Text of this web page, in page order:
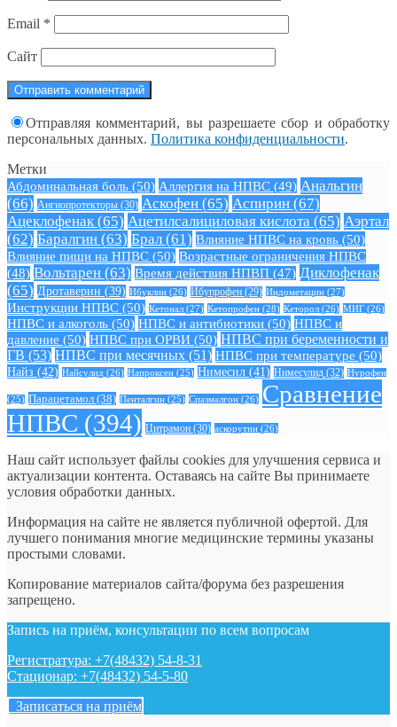
Email *
Сайт
Отправляя комментарий, вы разрешаете сбор и обработку
персональных данных. Политика конфиденциальности.
Метки
Абдоминальная боль (50) Аллергия на НПВС (49) Анальгин
(66) Ангиопротекторы (30) Аскофен (65) Аспирин (67)
Ацеклофенак (65) Ацетилсалициловая кислота (65) Аэртал
(62) Баралгин (63) Брал (61) Влияние НПВС на кровь (50)
Влияние пищи на НПВС (50) Возрастные ограничения НПВС
(48) Вольтарен (63) Время действия НПВП (47) Диклофенак
(65) Дротаверин (39) Ибуклин (26) Ибупрофен (29) Индометацин (27)
Инструкции НПВС (50) Кетонал (27) Кетопрофен (28) Кеторол (26) МИГ (26)
НПВС и алкоголь (50) НПВС и антибиотики (50) НПВС и
давление (50) НПВС при ОРВИ (50) НПВС при беременности и
ГВ (53) НПВС при месячных (51) НПВС при температуре (50)
Найз (42) Найсулид (26) Напроксен (25) Нимесил (41) Нимесулид (32) Нурофен
(25) Парацетамол (38) Пенталгин (25) Спазмалгон (26) Сравнение
НПВС (394) Цитрамон (30) аскорутин (26)
Наш сайт использует файлы cookies для улучшения сервиса и
актуализации контента. Оставаясь на сайте Вы принимаете
условия обработки данных.
Информация на сайте не является публичной офертой. Для
лучшего понимания многие медицинские термины указаны
простыми словами.
Копирование материалов сайта/форума без разрешения
запрещено.
Запись на приём, консультации по всем вопросам
Регистратура: +7(48432) 54-8-31
Стационар: +7(48432) 54-5-80
Записаться на приём